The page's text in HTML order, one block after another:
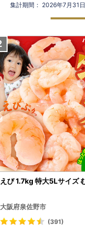
集計期間： 2026年7月31
えび 1.7kg 特大5Lサイズ
大阪府泉佐野市
(391)